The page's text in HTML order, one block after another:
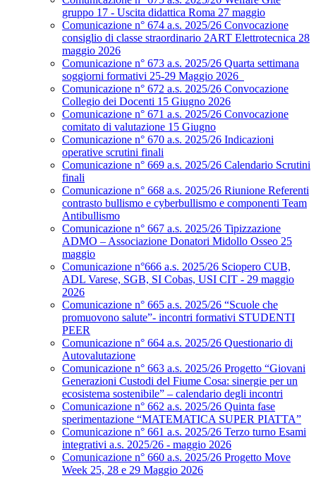
gruppo 17 - Uscita didattica Roma 27 maggio
Comunicazione n° 674 a.s. 2025/26 Convocazione
consiglio di classe straordinario 2ART Elettrotecnica 28
maggio 2026
Comunicazione n° 673 a.s. 2025/26 Quarta settimana
soggiorni formativi 25-29 Maggio 2026
Comunicazione n° 672 a.s. 2025/26 Convocazione
Collegio dei Docenti 15 Giugno 2026
Comunicazione n° 671 a.s. 2025/26 Convocazione
comitato di valutazione 15 Giugno
Comunicazione n° 670 a.s. 2025/26 Indicazioni
operative scrutini finali
Comunicazione n° 669 a.s. 2025/26 Calendario Scrutini
finali
Comunicazione n° 668 a.s. 2025/26 Riunione Referenti
contrasto bullismo e cyberbullismo e componenti Team
Antibullismo
Comunicazione n° 667 a.s. 2025/26 Tipizzazione
ADMO – Associazione Donatori Midollo Osseo 25
maggio
Comunicazione n°666 a.s. 2025/26 Sciopero CUB,
ADL Varese, SGB, SI Cobas, USI CIT - 29 maggio
2026
Comunicazione n° 665 a.s. 2025/26 “Scuole che
promuovono salute”- incontri formativi STUDENTI
PEER
Comunicazione n° 664 a.s. 2025/26 Questionario di
Autovalutazione
Comunicazione n° 663 a.s. 2025/26 Progetto “Giovani
Generazioni Custodi del Fiume Cosa: sinergie per un
ecosistema sostenibile” – calendario degli incontri
Comunicazione n° 662 a.s. 2025/26 Quinta fase
sperimentazione “MATEMATICA SUPER PIATTA”
Comunicazione n° 661 a.s. 2025/26 Terzo turno Esami
integrativi a.s. 2025/26 - maggio 2026
Comunicazione n° 660 a.s. 2025/26 Progetto Move
Week 25, 28 e 29 Maggio 2026